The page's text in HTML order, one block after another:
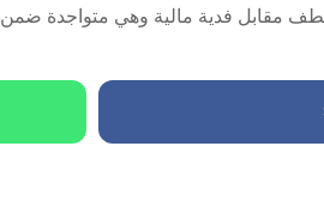
فدية مالية وهي متواجدة ضمن